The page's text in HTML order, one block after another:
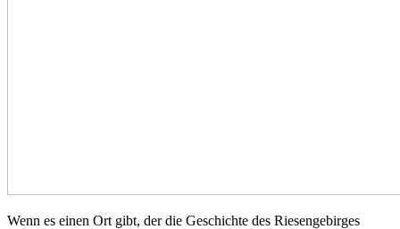
Wenn es einen Ort gibt, der die Geschichte des Riesengebirges